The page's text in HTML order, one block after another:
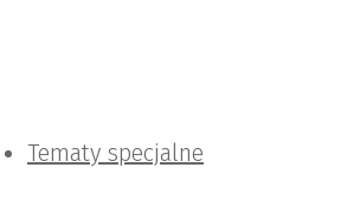
Tematy specjalne